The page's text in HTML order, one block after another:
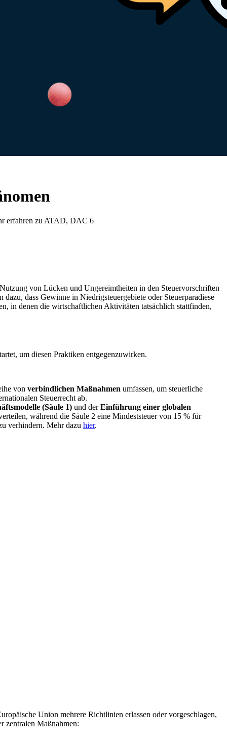
erfahren zu ATAD, DAC 6
von Lücken und Ungereimtheiten in den Steuervorschriften
dass Gewinne in Niedrigsteuergebiete oder Steuerparadiese
in denen die wirtschaftlichen Aktivitäten tatsächlich stattfinden,
um diesen Praktiken entgegenzuwirken.
von verbindlichen Maßnahmen umfassen, um steuerliche
Steuerrecht ab.
(Säule 1) und derEinführung einer globalen
während die Säule 2 eine Mindeststeuer von 15 % für
verhindern. Mehr dazu hier.
Union mehrere Richtlinien erlassen oder vorgeschlagen,
zentralen Maßnahmen: